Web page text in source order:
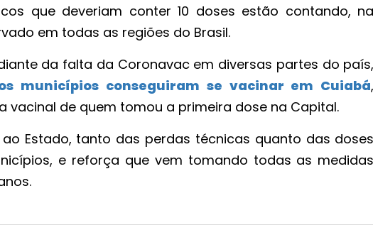
que deveriam conter 10 doses estão contando, na
em todas as regiões do Brasil.
da falta da Coronavac em diversas partes do país,
municípios conseguiram se vacinar em Cuiabá,
vacinal de quem tomou a primeira dose na Capital.
Estado, tanto das perdas técnicas quanto das doses
e reforça que vem tomando todas as medidas